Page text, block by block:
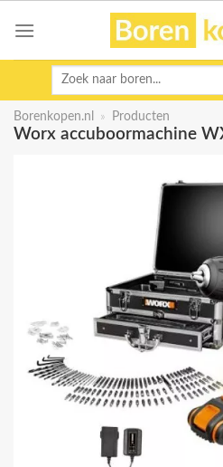
Zoeken
Borenkopen.nl » Producten
Worx accuboormachine